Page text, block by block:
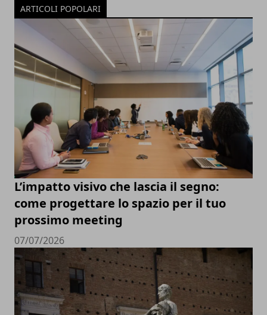
ARTICOLI POPOLARI
L’impatto visivo che lascia il segno:
come progettare lo spazio per il tuo
prossimo meeting
07/07/2026